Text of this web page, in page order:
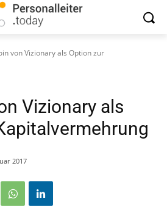
von Vizionary als Option zur
Vizionary als
2017